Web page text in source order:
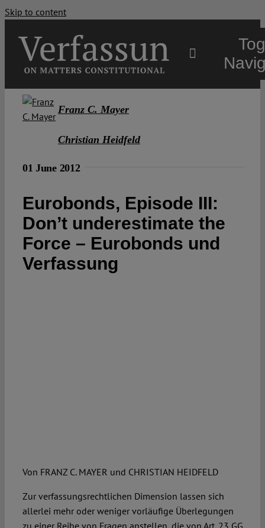
Skip to content
About
Open Access
Franz C. Mayer
Christian Heidfeld
01 June 2012
Eurobonds, Episode III:
Don’t underestimate the
Force – Eurobonds und
Verfassung
Von FRANZ C. MAYER und CHRISTIAN HEIDFELD
Zur verfassungsrechtlichen Dimension lassen sich
allerlei mehr oder weniger vorläufige Überlegungen